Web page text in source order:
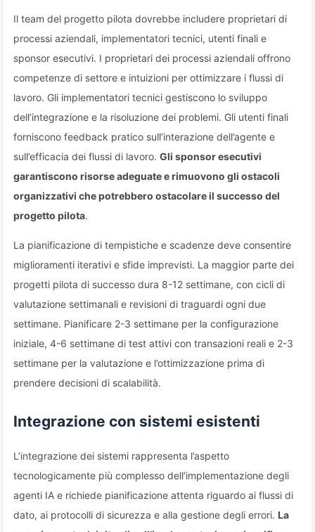
Il team del progetto pilota dovrebbe includere proprietari di
processi aziendali, implementatori tecnici, utenti finali e
sponsor esecutivi. I proprietari dei processi aziendali offrono
competenze di settore e intuizioni per ottimizzare i flussi di
lavoro. Gli implementatori tecnici gestiscono lo sviluppo
dell’integrazione e la risoluzione dei problemi. Gli utenti finali
forniscono feedback pratico sull’interazione dell’agente e
sull’efficacia dei flussi di lavoro. Gli sponsor esecutivi
garantiscono risorse adeguate e rimuovono gli ostacoli
organizzativi che potrebbero ostacolare il successo del
progetto pilota.
La pianificazione di tempistiche e scadenze deve consentire
miglioramenti iterativi e sfide imprevisti. La maggior parte dei
progetti pilota di successo dura 8-12 settimane, con cicli di
valutazione settimanali e revisioni di traguardi ogni due
settimane. Pianificare 2-3 settimane per la configurazione
iniziale, 4-6 settimane di test attivi con transazioni reali e 2-3
settimane per la valutazione e l’ottimizzazione prima di
prendere decisioni di scalabilità.
Integrazione con sistemi esistenti
L’integrazione dei sistemi rappresenta l’aspetto
tecnologicamente più complesso dell’implementazione degli
agenti IA e richiede pianificazione attenta riguardo ai flussi di
dato, ai protocolli di sicurezza e alla gestione degli errori. La